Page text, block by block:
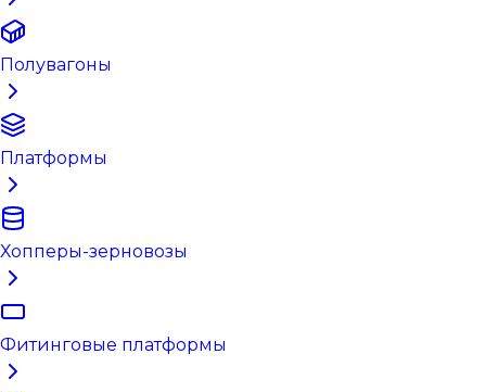
Полувагоны
Платформы
Хопперы-зерновозы
Фитинговые платформы